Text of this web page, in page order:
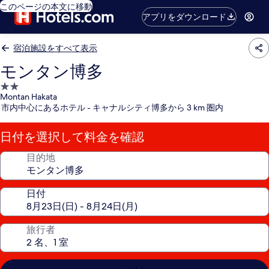
このページの本文に移動
アプリをダウンロード
宿泊施設をすべて表示
モンタン博多
2.0
つ
星
宿
泊
施
Montan Hakata
市内中心にあるホテル - キャナルシティ博多から 3 km 圏内
日付を選択して料金を確認
目的地
日付
旅行者